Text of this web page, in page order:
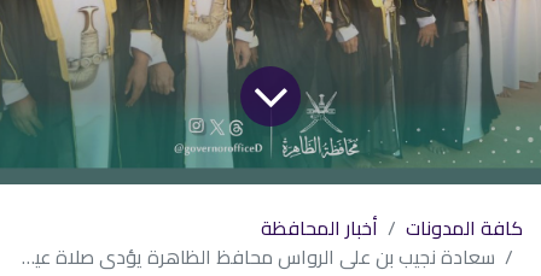
كافة المدونات
أخبار المحافظة
سعادة نجيب بن علي الرواس محافظ الظاهرة يؤدي صلاة عيد الفطر المبارك بمصلى حي النهضة بولاية عبري